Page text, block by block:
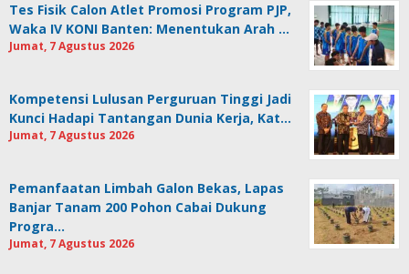
Tes Fisik Calon Atlet Promosi Program PJP,
Waka IV KONI Banten: Menentukan Arah …
Jumat, 7 Agustus 2026
Kompetensi Lulusan Perguruan Tinggi Jadi
Kunci Hadapi Tantangan Dunia Kerja, Kat…
Jumat, 7 Agustus 2026
Pemanfaatan Limbah Galon Bekas, Lapas
Banjar Tanam 200 Pohon Cabai Dukung
Progra…
Jumat, 7 Agustus 2026